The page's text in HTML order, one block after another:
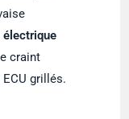
électrique
craint
grillés.